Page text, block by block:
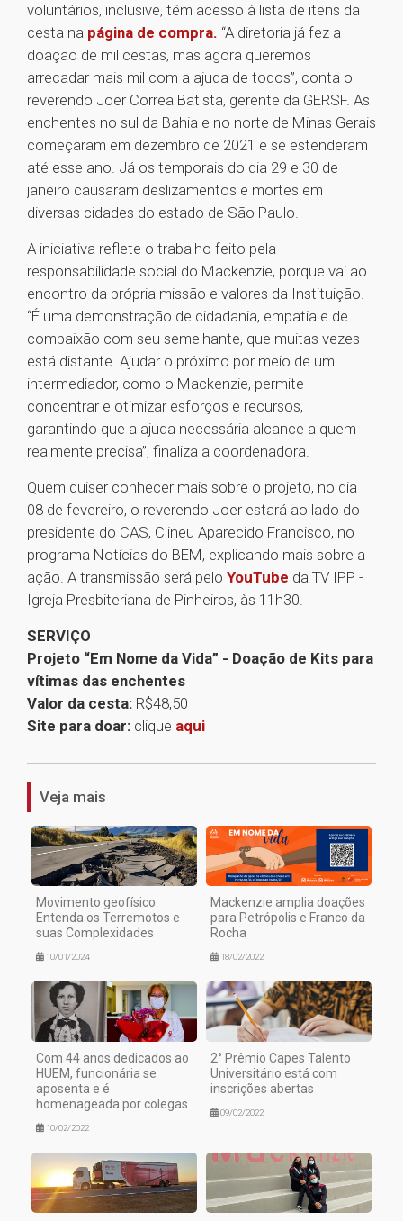
voluntários, inclusive, têm acesso à lista de itens da
cesta na página de compra. “A diretoria já fez a
doação de mil cestas, mas agora queremos
arrecadar mais mil com a ajuda de todos”, conta o
reverendo Joer Correa Batista, gerente da GERSF. As
enchentes no sul da Bahia e no norte de Minas Gerais
começaram em dezembro de 2021 e se estenderam
até esse ano. Já os temporais do dia 29 e 30 de
janeiro causaram deslizamentos e mortes em
diversas cidades do estado de São Paulo.
A iniciativa reflete o trabalho feito pela
responsabilidade social do Mackenzie, porque vai ao
encontro da própria missão e valores da Instituição.
“É uma demonstração de cidadania, empatia e de
compaixão com seu semelhante, que muitas vezes
está distante. Ajudar o próximo por meio de um
intermediador, como o Mackenzie, permite
concentrar e otimizar esforços e recursos,
garantindo que a ajuda necessária alcance a quem
realmente precisa”, finaliza a coordenadora.
Quem quiser conhecer mais sobre o projeto, no dia
08 de fevereiro, o reverendo Joer estará ao lado do
presidente do CAS, Clineu Aparecido Francisco, no
programa Notícias do BEM, explicando mais sobre a
ação. A transmissão será pelo YouTube da TV IPP -
Igreja Presbiteriana de Pinheiros, às 11h30.
SERVIÇO
Projeto “Em Nome da Vida” - Doação de Kits para
vítimas das enchentes
Valor da cesta: R$48,50
Site para doar: clique aqui
1
Veja mais
Movimento geofísico:
Entenda os Terremotos e
suas Complexidades
10/01/2024
Mackenzie amplia doações
para Petrópolis e Franco da
Rocha
18/02/2022
Com 44 anos dedicados ao
HUEM, funcionária se
aposenta e é
homenageada por colegas
10/02/2022
2° Prêmio Capes Talento
Universitário está com
inscrições abertas
09/02/2022